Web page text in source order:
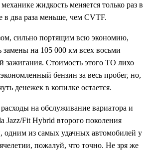
жидкость меняется только раз в
в два раза меньше, чем CVTF.
сильно портящим всю экономию,
замены на 105 000 км всех восьми
зажигания. Стоимость этого ТО лихо
бензин за весь пробег, но,
денежек в копилке остается.
на обслуживание вариатора и
Jazz/Fit Hybrid второго поколения
одним из самых удачных автомобилей у
пожалуй, что точно. Не зря же